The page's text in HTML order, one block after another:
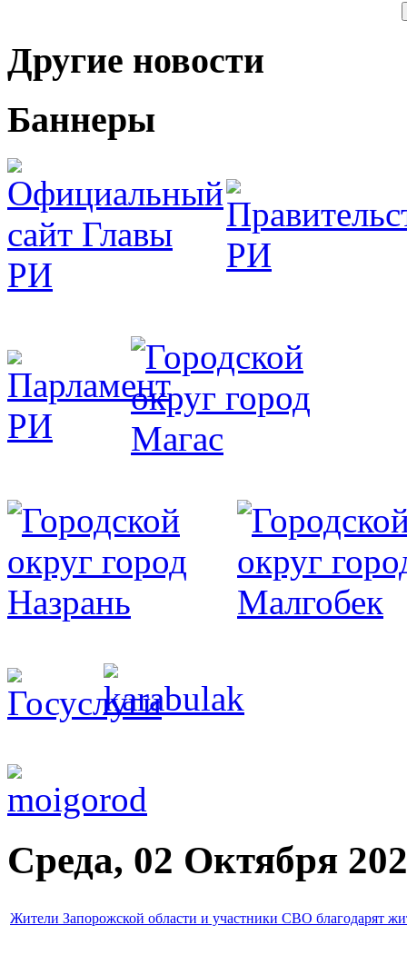
Другие новости
Баннеры
Среда, 02 Октября
Жители Запорожской области и участники СВО благодарят